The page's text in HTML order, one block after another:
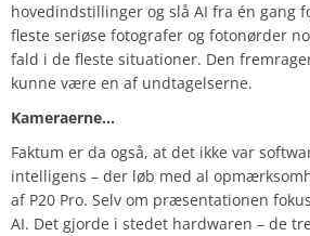
hovedindstillinger og slå AI fra én gang
fleste seriøse fotografer og fotonørder
fald i de fleste situationer. Den
kunne være en af undtagelserne.
Kameraerne…
Faktum er da også, at det ikke var
intelligens – der løb med al
af P20 Pro. Selv om præsentationen
AI. Det gjorde i stedet hardwaren – de